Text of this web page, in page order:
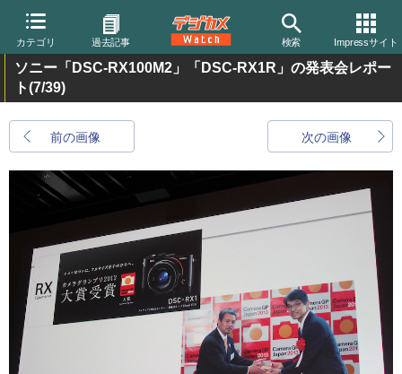
カテゴリ 過去記事 検索 Impressサイト
ソニー「DSC-RX100M2」「DSC-RX1R」の発表会レポー
ト(7/39)
前の画像 次の画像